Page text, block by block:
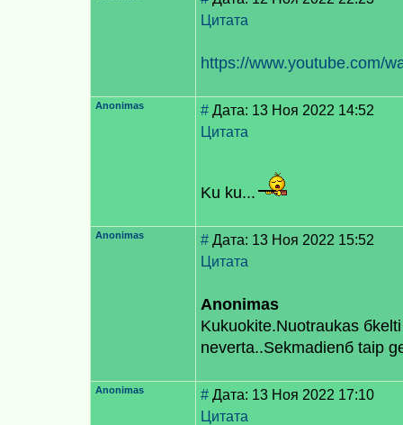
Цитата
https://www.youtube.com/
Anonimas # Дата: 13 Ноя 2022 14:52
Цитата
Ku ku...
Anonimas # Дата: 13 Ноя 2022 15:52
Цитата
Anonimas
Kukuokite.Nuotraukas
neverta..Sekmadienб taip
Anonimas # Дата: 13 Ноя 2022 17:10
Цитата